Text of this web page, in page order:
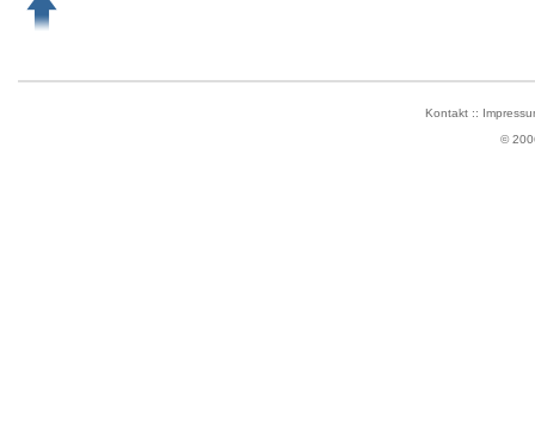
Kontakt::
©